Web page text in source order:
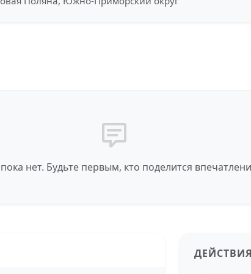
нет. Будьте первым, кто поделится
ДЕЙСТВИЯ